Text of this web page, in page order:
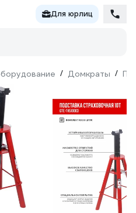
Для юрлиц
/ Домкраты /